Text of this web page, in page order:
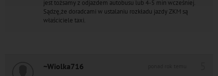
jest tożsamy z odjazdem autobusu lub 4-5 min wcześniej.
Sądzę,że doradcami w ustalaniu rozkładu jazdy ZKM są
właściciele taxi.
~Wiolka716